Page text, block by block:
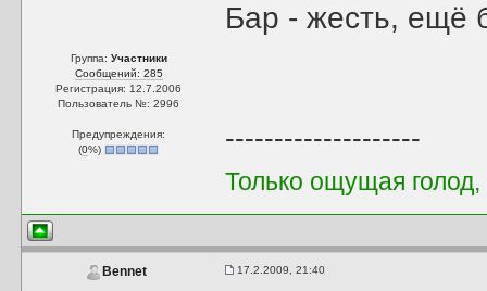
Группа: Участники
Сообщений: 285
Регистрация: 12.7.2006
Пользователь №: 2996
Предупреждения:
(0%)
Бар - жесть, ещё
--------------------
Только ощущая
Bennet 17.2.2009, 21:40